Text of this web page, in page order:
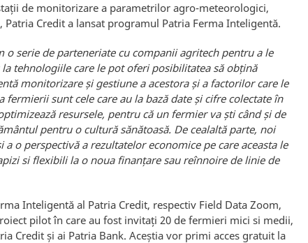
de monitorizare a parametrilor agro-meteorologici,
Credit a lansat programul Patria Ferma Inteligentă.
o serie de parteneriate cu companii agritech pentru a le
tehnologiile care le pot oferi posibilitatea să obțină
monitorizare și gestiune a acestora și a factorilor care le
sunt cele care au la bază date și cifre colectate în
resursele, pentru că un fermier va ști când și de
pentru o cultură sănătoasă. De cealaltă parte, noi
o perspectivă a rezultatelor economice pe care aceasta le
si flexibili la o noua finanțare sau reînnoire de linie de
Inteligentă al Patria Credit, respectiv Field Data Zoom,
pilot în care au fost invitați 20 de fermieri mici si medii,
Credit și ai Patria Bank. Aceștia vor primi acces gratuit la